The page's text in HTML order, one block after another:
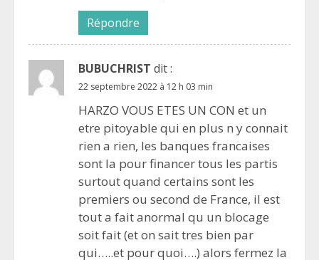
Répondre
BUBUCHRIST dit :
22 septembre 2022 à 12 h 03 min
HARZO VOUS ETES UN CON et un
etre pitoyable qui en plus n y connait
rien a rien, les banques francaises
sont la pour financer tous les partis
surtout quand certains sont les
premiers ou second de France, il est
tout a fait anormal qu un blocage
soit fait (et on sait tres bien par
qui…..et pour quoi….) alors fermez la